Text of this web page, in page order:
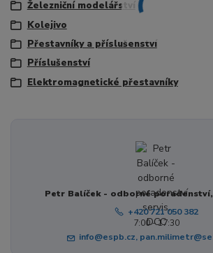
Železniční modelářství
Kolejivo
Přestavníky a příslušenství
Příslušenství
Elektromagnetické přestavníky
Petr Balíček - odborné poradenství,
+420 721 050 382
7:00 - 17:30
info@espb.cz,